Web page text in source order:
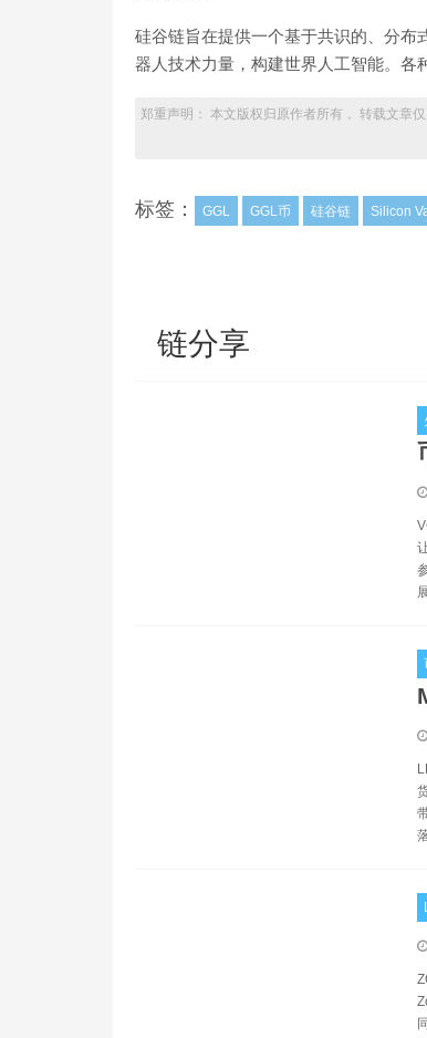
硅谷链旨在提供一个基于共识的、分布
器人技术力量，构建世界人工智能。各
郑重声明： 本文版权归原作者所有， 转载文章
标签： GGL GGL币 硅谷链 Silicon
链分享